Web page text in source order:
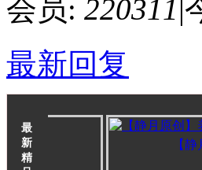
会员: 220311|
最新回复
最
新
精
【静月